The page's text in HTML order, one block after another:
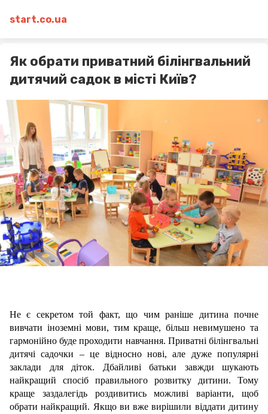
start.co.ua
Як обрати приватний білінгвальний
дитячий садок в місті Київ?
Не є секретом той факт, що чим раніше дитина почне
вивчати іноземні мови, тим краще, більш невимушено та
гармонійно буде проходити навчання. Приватні білінгвальні
дитячі садочки – це відносно нові, але дуже популярні
заклади для діток. Дбайливі батьки завжди шукають
найкращий спосіб правильного розвитку дитини. Тому
краще заздалегідь роздивитись можливі варіанти, щоб
обрати найкращий. Якщо ви вже вирішили віддати дитину